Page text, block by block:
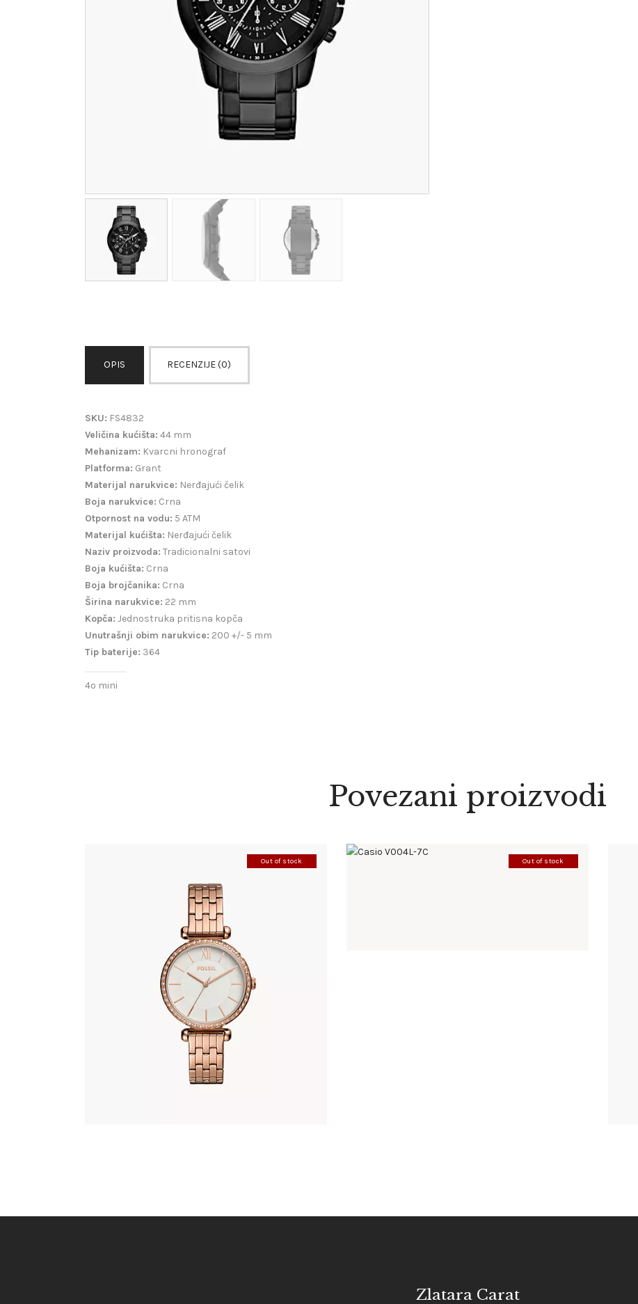
OPIS RECENZIJE (0)
SKU: FS4832
Veličina kućišta: 44 mm
Mehanizam: Kvarcni hronograf
Platforma: Grant
Materijal narukvice: Nerđajući čelik
Boja narukvice: Crna
Otpornost na vodu: 5 ATM
Materijal kućišta: Nerđajući čelik
Naziv proizvoda: Tradicionalni satovi
Boja kućišta: Crna
Boja brojčanika: Crna
Širina narukvice: 22 mm
Kopča: Jednostruka pritisna kopča
Unutrašnji obim narukvice: 200 +/- 5 mm
Tip baterije: 364
4o mini
Povezani proizvodi
Out of stock
FOSSIL BQ3497
00
Out of stock
Zlatara Carat